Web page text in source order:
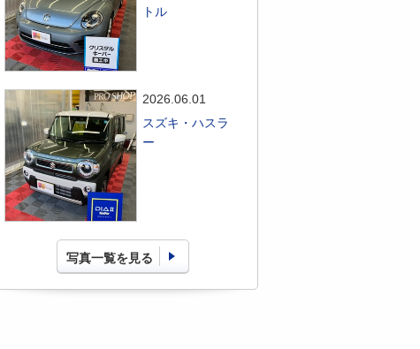
トル
2026.06.01
スズキ・ハスラ
ー
写真一覧を見る